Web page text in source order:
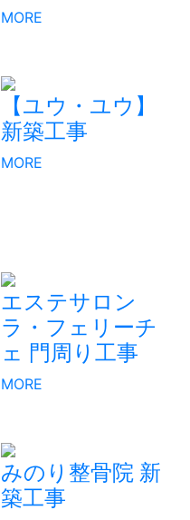
MORE
【ユウ・ユウ】
新築工事
MORE
エステサロン
ラ・フェリーチ
ェ 門周り工事
MORE
みのり整骨院 新
築工事